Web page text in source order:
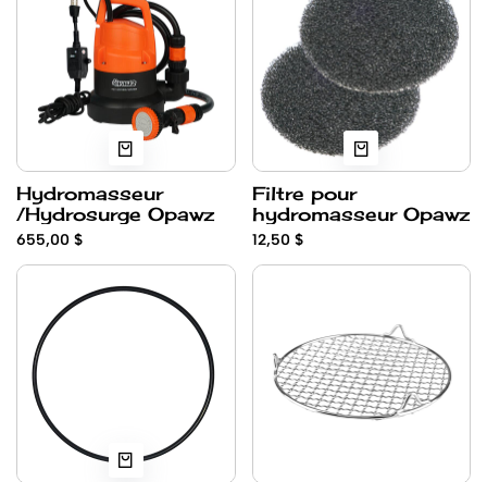
Hydromasseur
/Hydrosurge Opawz
655,00 $
Filtre pour
hydromasseur Opawz
12,50 $